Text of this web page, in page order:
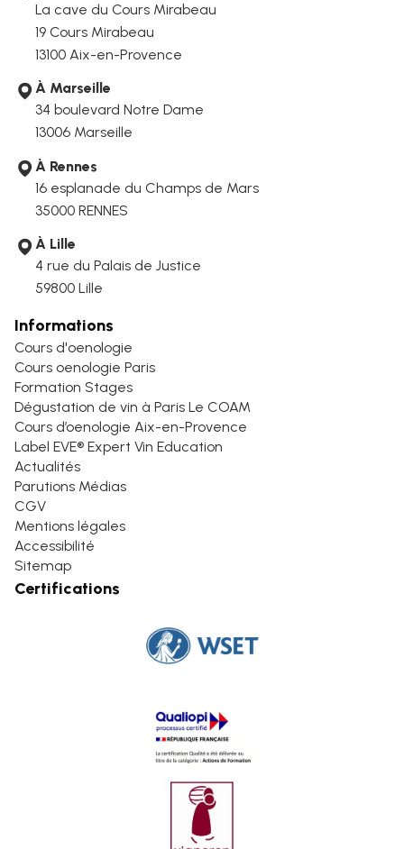
La cave du Cours Mirabeau
19 Cours Mirabeau
13100 Aix-en-Provence
À Marseille
34 boulevard Notre Dame
13006 Marseille
À Rennes
16 esplanade du Champs de Mars
35000 RENNES
À Lille
4 rue du Palais de Justice
59800 Lille
Informations
Cours d'oenologie
Cours oenologie Paris
Formation Stages
Dégustation de vin à Paris Le COAM
Cours d’oenologie Aix-en-Provence
Label EVE® Expert Vin Education
Actualités
Parutions Médias
CGV
Mentions légales
Accessibilité
Sitemap
Certifications